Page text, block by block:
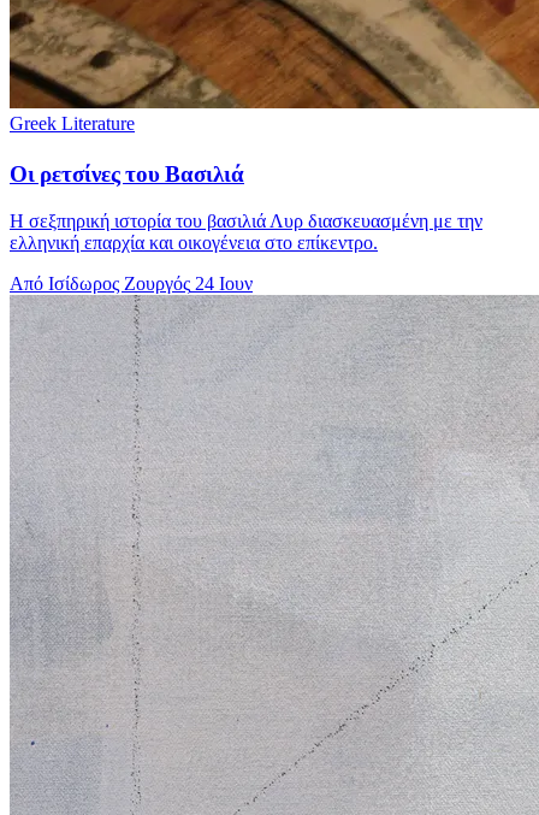
Greek Literature
Οι ρετσίνες του Βασιλιά
Η σεξπηρική ιστορία του βασιλιά Λυρ διασκευασμένη με την
ελληνική επαρχία και οικογένεια στο επίκεντρο.
Από Ισίδωρος Ζουργός 24 Ιουν